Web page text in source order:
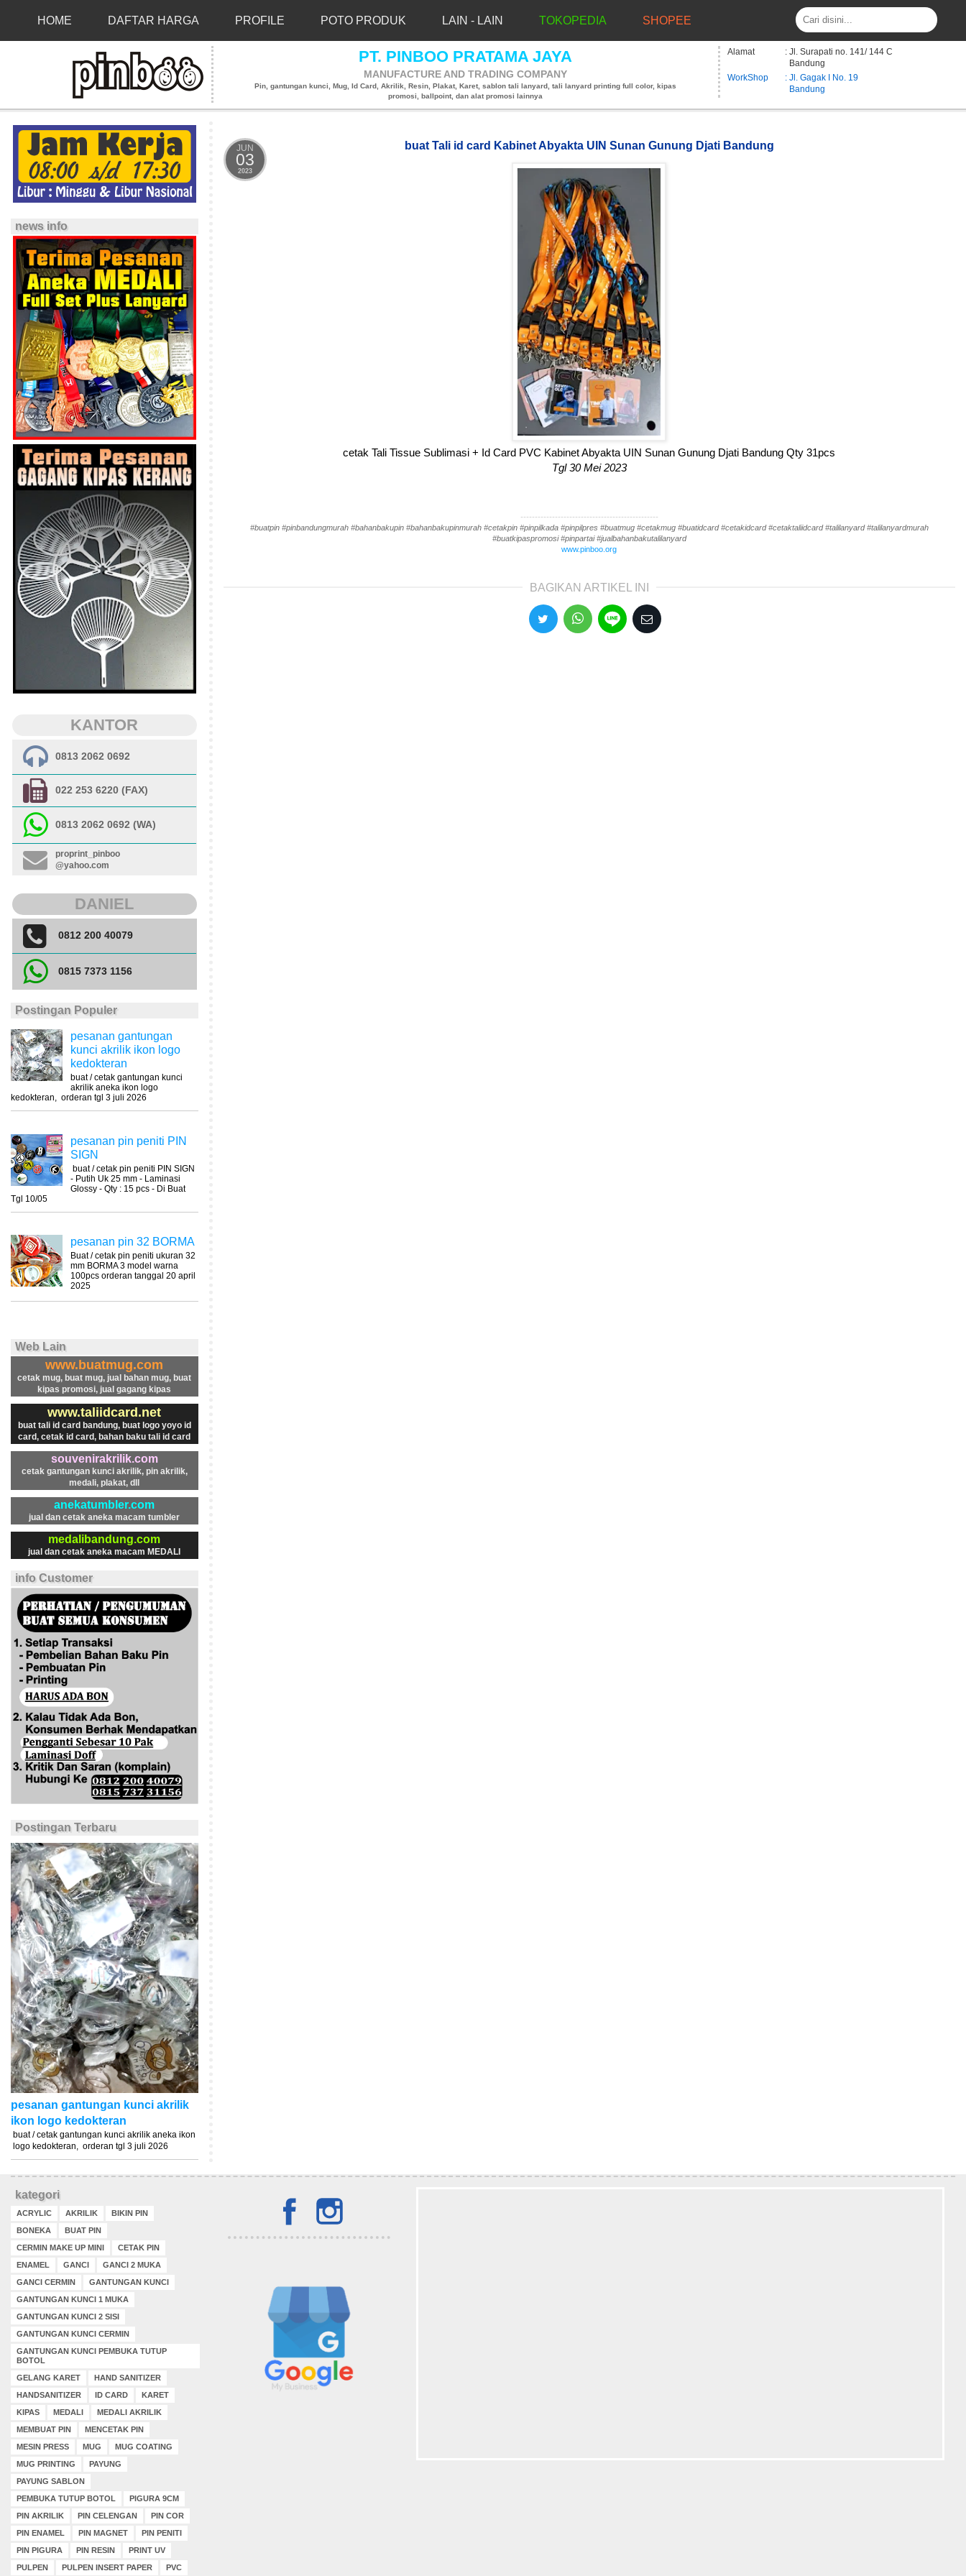
HOME DAFTAR HARGA PROFILE POTO PRODUK LAIN - LAIN TOKOPEDIA SHOPEE
PT. PINBOO PRATAMA JAYA
MANUFACTURE AND TRADING COMPANY
Pin, gantungan kunci, Mug, Id Card, Akrilik, Resin, Plakat, Karet, sablon tali lanyard, tali lanyard printing full color, kipas
promosi, ballpoint, dan alat promosi lainnya
Alamat
: Jl. Surapati no. 141/ 144 C
Bandung
WorkShop
: Jl. Gagak I No. 19
Bandung
news info
KANTOR
0813 2062 0692
022 253 6220 (FAX)
0813 2062 0692 (WA)
proprint_pinboo
@yahoo.com
DANIEL
0812 200 40079
0815 7373 1156
Postingan Populer
pesanan gantungan
kunci akrilik ikon logo
kedokteran
buat / cetak gantungan kunci
akrilik aneka ikon logo
kedokteran, orderan tgl 3 juli 2026
pesanan pin peniti PIN
SIGN
buat / cetak pin peniti PIN SIGN
- Putih Uk 25 mm - Laminasi
Glossy - Qty : 15 pcs - Di Buat
Tgl 10/05
pesanan pin 32 BORMA
Buat / cetak pin peniti ukuran 32
mm BORMA 3 model warna
100pcs orderan tanggal 20 april
2025
Web Lain
www.buatmug.com
cetak mug, buat mug, jual bahan mug, buat
kipas promosi, jual gagang kipas
www.taliidcard.net
buat tali id card bandung, buat logo yoyo id
card, cetak id card, bahan baku tali id card
souvenirakrilik.com
cetak gantungan kunci akrilik, pin akrilik,
medali, plakat, dll
anekatumbler.com
jual dan cetak aneka macam tumbler
medalibandung.com
jual dan cetak aneka macam MEDALI
info Customer
Postingan Terbaru
pesanan gantungan kunci akrilik
ikon logo kedokteran
buat / cetak gantungan kunci akrilik aneka ikon
logo kedokteran, orderan tgl 3 juli 2026
JUN
03
2023
buat Tali id card Kabinet Abyakta UIN Sunan Gunung Djati Bandung
cetak Tali Tissue Sublimasi + Id Card PVC Kabinet Abyakta UIN Sunan Gunung Djati Bandung Qty 31pcs
Tgl 30 Mei 2023
------------------------------------------------
#buatpin #pinbandungmurah #bahanbakupin #bahanbakupinmurah #cetakpin #pinpilkada #pinpilpres #buatmug #cetakmug #buatidcard #cetakidcard #cetaktaliidcard #talilanyard #talilanyardmurah
#buatkipaspromosi #pinpartai #jualbahanbakutalilanyard
www.pinboo.org
BAGIKAN ARTIKEL INI
kategori
ACRYLIC AKRILIK
BIKIN PIN
BONEKA
BUAT PIN
CERMIN MAKE UP MINI
CETAK PIN
ENAMEL
GANCI
GANCI 2 MUKA
GANCI CERMIN
GANTUNGAN KUNCI
GANTUNGAN KUNCI 1 MUKA
GANTUNGAN KUNCI 2 SISI
GANTUNGAN KUNCI CERMIN
GANTUNGAN KUNCI PEMBUKA TUTUP
BOTOL
GELANG KARET
HAND SANITIZER
HANDSANITIZER
ID CARD
KARET
KIPAS
MEDALI
MEDALI AKRILIK
MEMBUAT PIN
MENCETAK PIN
MESIN PRESS
MUG
MUG COATING
MUG PRINTING
PAYUNG
PAYUNG SABLON
PEMBUKA TUTUP BOTOL
PIGURA 9CM
PIN AKRILIK
PIN CELENGAN
PIN COR
PIN ENAMEL
PIN MAGNET
PIN PENITI
PIN PIGURA
PIN RESIN
PRINT UV
PULPEN
PULPEN INSERT PAPER PVC